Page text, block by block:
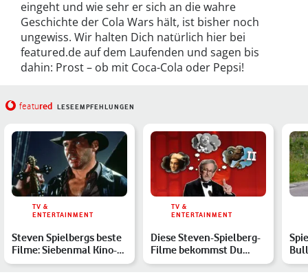
eingeht und wie sehr er sich an die wahre
Geschichte der Cola Wars hält, ist bisher noch
ungewiss. Wir halten Dich natürlich hier bei
featured.de auf dem Laufenden und sagen bis
dahin: Prost – ob mit Coca-Cola oder Pepsi!
featured LESEEMPFEHLUNGEN
TV &
ENTERTAINMENT
Steven Spielbergs beste
Filme: Siebenmal Kino-
Magie von der Holly…
TV &
ENTERTAINMENT
Diese Steven-Spielberg-
Filme bekommst Du
(wahrscheinlich) nie zu